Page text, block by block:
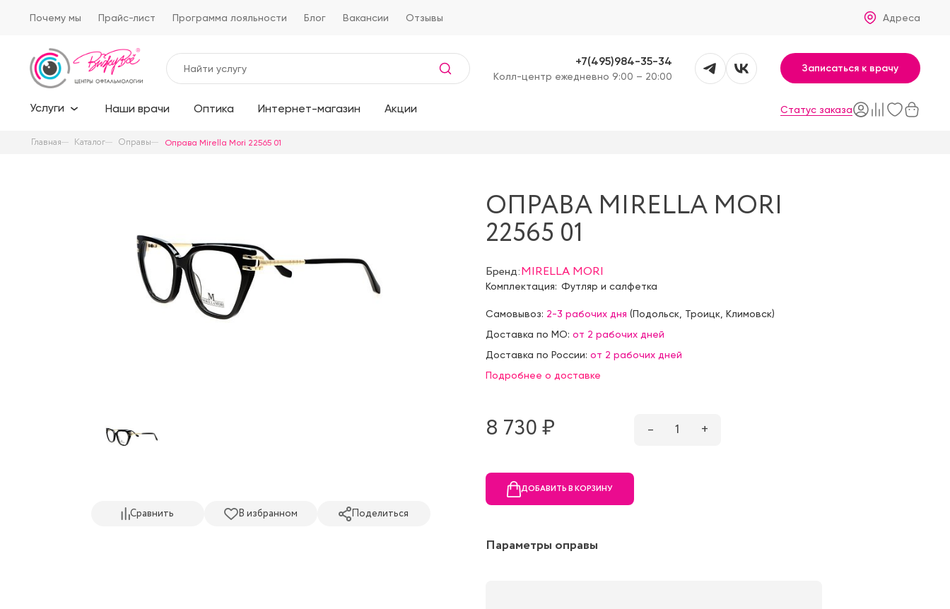
Почему мы Прайс-лист Программа лояльности Блог Вакансии Отзывы Адреса
+7(495)984-35-34
Kолл-центр ежедневно 9:00 – 20:00
Записаться к врачу
Услуги Наши врачи Оптика Интернет-магазин Акции Статус заказа
Главная Каталог Оправы Оправа Mirella Mori 22565 01
Сравнить В избранном Поделиться
ОПРАВА MIRELLA MORI
22565 01
Бренд:MIRELLA MORI
Комплектация: Футляр и салфетка
Самовывоз: 2-3 рабочих дня (Подольск, Троицк, Климовск)
Доставка по МО: от 2 рабочих дней
Доставка по России: от 2 рабочих дней
Подробнее о доставке
8 730 ₷ – 1 +
ДОБАВИТЬ В КОРЗИНУ
Параметры оправы